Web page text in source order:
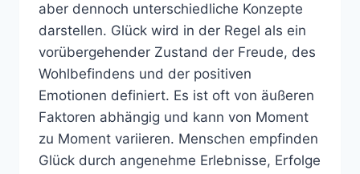
aber dennoch unterschiedliche Konzepte
darstellen. Glück wird in der Regel als ein
vorübergehender Zustand der Freude, des
Wohlbefindens und der positiven
Emotionen definiert. Es ist oft von äußeren
Faktoren abhängig und kann von Moment
zu Moment variieren. Menschen empfinden
Glück durch angenehme Erlebnisse, Erfolge